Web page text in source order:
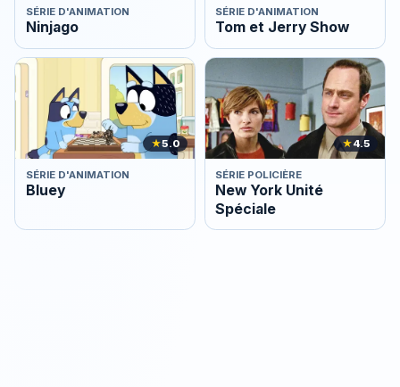
SÉRIE D'ANIMATION
Ninjago
SÉRIE D'ANIMATION
Tom et Jerry Show
★5.0
SÉRIE D'ANIMATION
Bluey
★4.5
SÉRIE POLICIÈRE
New York Unité
Spéciale